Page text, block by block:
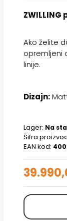
Ako želite
opremljeni
linije.
Dizajn:
Lager: Na
Šifra
EAN kod: